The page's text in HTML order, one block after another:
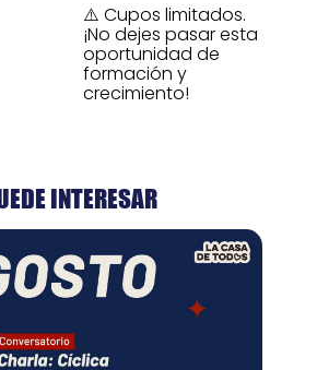
⚠️ Cupos limitados.
¡No dejes pasar esta
oportunidad de
formación y
crecimiento!
INTERESAR